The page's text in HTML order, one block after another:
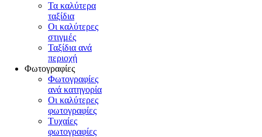
Τα καλύτερα
ταξίδια
Οι καλύτερες
στιγμές
Ταξίδια ανά
περιοχή
Φωτογραφίες
Φωτογραφίες
ανά κατηγορία
Οι καλύτερες
φωτογραφίες
Τυχαίες
φωτογραφίες